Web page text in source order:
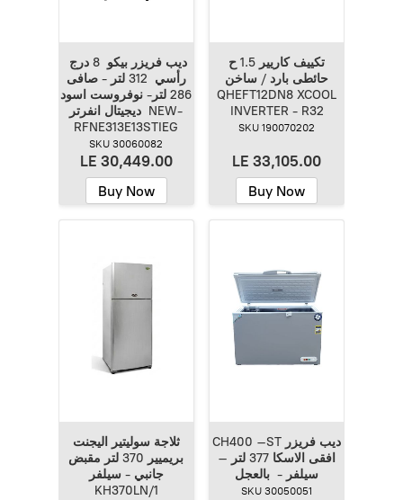
ديب فريزر بيكو 8 درج
رأسي 312 لتر - صافى
286 لتر- نوفروست اسود
ديجيتال انفرتر NEW-
RFNE313E13STIEG
SKU 30060082
LE 30,449.00
Buy Now
تكييف كاريير 1.5 ح
حائطى بارد / ساخن
QHEFT12DN8 XCOOL
INVERTER - R32
SKU 190070202
LE 33,105.00
Buy Now
ثلاجة سوليتير اليجنت
بريميير 370 لتر مقبض
جانبي - سيلفر
KH370LN/1
CH400 –ST ديب فريزر
افقى الاسكا 377 لتر –
سيلفر - بالعجل
SKU 30050051